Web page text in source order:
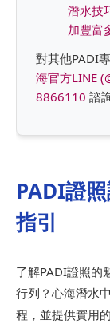
潛水技
加豐富
對其他PADI
海官方LINE
8866110 諮
PADI證
指引
了解PADI證照的
行列？心海潛水
程，並提供實用